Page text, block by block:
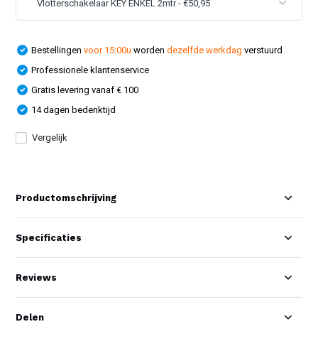
Bestellingenvoor 15:00u worden dezelfde werkdag verstuurd
Professionele klantenservice
Gratis levering vanaf € 100
14 dagen bedenktijd
Vergelijk
Productomschrijving
Specificaties
Reviews
Delen